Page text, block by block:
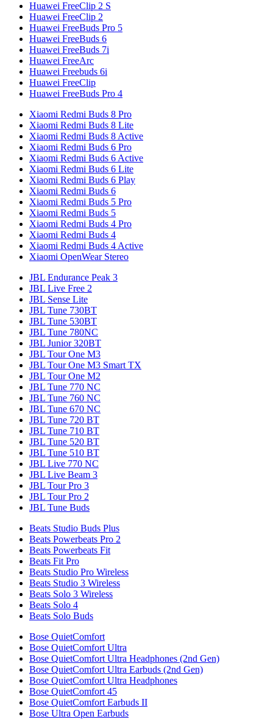
Huawei FreeClip 2 S
Huawei FreeClip 2
Huawei FreeBuds Pro 5
Huawei FreeBuds 6
Huawei FreeBuds 7i
Huawei FreeArc
Huawei Freebuds 6i
Huawei FreeClip
Huawei FreeBuds Pro 4
Xiaomi Redmi Buds 8 Pro
Xiaomi Redmi Buds 8 Lite
Xiaomi Redmi Buds 8 Active
Xiaomi Redmi Buds 6 Pro
Xiaomi Redmi Buds 6 Active
Xiaomi Redmi Buds 6 Lite
Xiaomi Redmi Buds 6 Play
Xiaomi Redmi Buds 6
Xiaomi Redmi Buds 5 Pro
Xiaomi Redmi Buds 5
Xiaomi Redmi Buds 4 Pro
Xiaomi Redmi Buds 4
Xiaomi Redmi Buds 4 Active
Xiaomi OpenWear Stereo
JBL Endurance Peak 3
JBL Live Free 2
JBL Sense Lite
JBL Tune 730BT
JBL Tune 530BT
JBL Tune 780NC
JBL Junior 320BT
JBL Tour One M3
JBL Tour One M3 Smart TX
JBL Tour One M2
JBL Tune 770 NC
JBL Tune 760 NC
JBL Tune 670 NC
JBL Tune 720 BT
JBL Tune 710 BT
JBL Tune 520 BT
JBL Tune 510 BT
JBL Live 770 NC
JBL Live Beam 3
JBL Tour Pro 3
JBL Tour Pro 2
JBL Tune Buds
Beats Studio Buds Plus
Beats Powerbeats Pro 2
Beats Powerbeats Fit
Beats Fit Pro
Beats Studio Pro Wireless
Beats Studio 3 Wireless
Beats Solo 3 Wireless
Beats Solo 4
Beats Solo Buds
Bose QuietComfort
Bose QuietComfort Ultra
Bose QuietComfort Ultra Headphones (2nd Gen)
Bose QuietComfort Ultra Earbuds (2nd Gen)
Bose QuietComfort Ultra Headphones
Bose QuietComfort 45
Bose QuietComfort Earbuds II
Bose Ultra Open Earbuds